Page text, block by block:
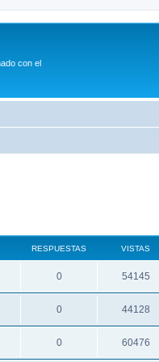
con el
RESPUESTAS VISTAS
0R
e
p
u
54145V
i
t
a
0R
e
44128V
i
0R
60476V